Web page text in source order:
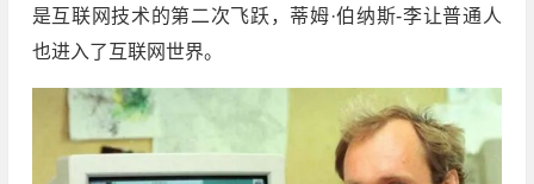
是互联网技术的第二次飞跃，蒂姆·伯纳斯-李让普通人
也进入了互联网世界。